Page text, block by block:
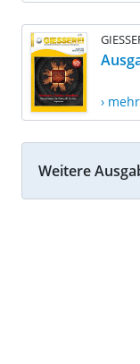
›
Weitere